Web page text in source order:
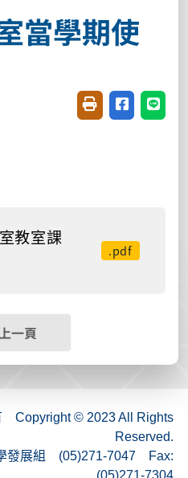
當學期使
友善列印(開新視
分享至臉書
分享
教室課
.pdf
一頁
Copyright © 2023 All Rights
Reserved.
發展組 (05)271-7047 Fax:
(05)271-7304